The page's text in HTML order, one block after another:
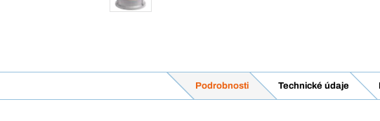
Podrobnosti Technické údaje